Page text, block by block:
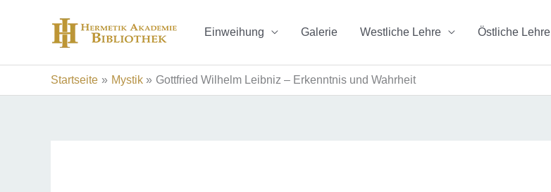
Einweihung Galerie Westliche Lehre Östliche Lehre
Startseite Mystik Gottfried Wilhelm Leibniz – Erkenntnis und Wahrheit